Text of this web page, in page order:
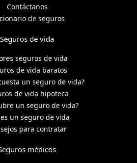
Contáctanos
de seguros
Seguros de vida
seguros de vida
de vida baratos
un seguro de vida?
de vida hipoteca
un seguro de vida?
un seguro de vida
para contratar
médicos